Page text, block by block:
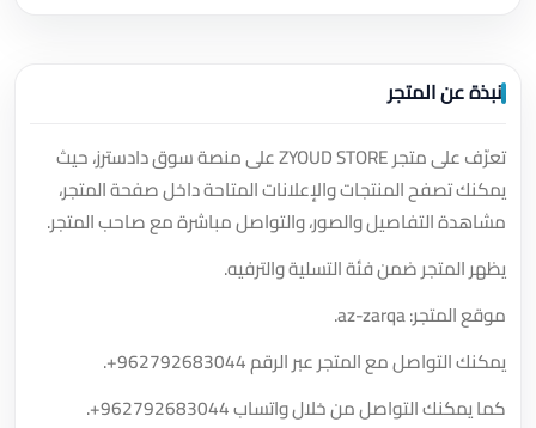
نبذة عن المتجر
تعرّف على متجر ZYOUD STORE على منصة سوق دادسترز، حيث
يمكنك تصفح المنتجات والإعلانات المتاحة داخل صفحة المتجر،
مشاهدة التفاصيل والصور، والتواصل مباشرة مع صاحب المتجر.
يظهر المتجر ضمن فئة التسلية والترفيه.
موقع المتجر: az-zarqa.
يمكنك التواصل مع المتجر عبر الرقم+962792683044
.
كما يمكنك التواصل من خلال واتساب+962792683044
.